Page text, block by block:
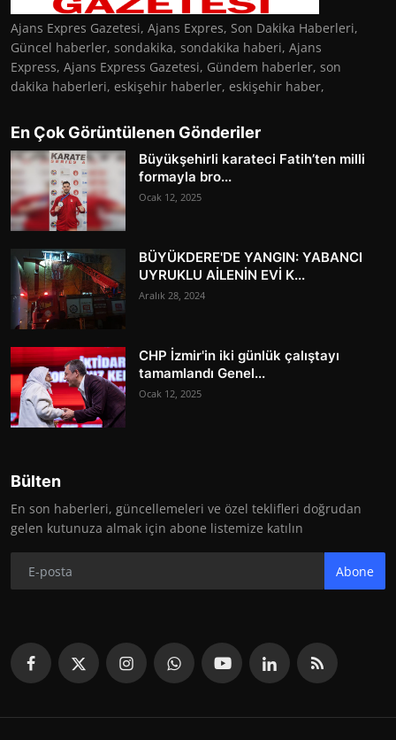
Ajans Expres Gazetesi, Ajans Expres, Son Dakika Haberleri,
Güncel haberler, sondakika, sondakika haberi, Ajans
Express, Ajans Express Gazetesi, Gündem haberler, son
dakika haberleri, eskişehir haberler, eskişehir haber,
En Çok Görüntülenen Gönderiler
Büyükşehirli karateci Fatih’ten milli
formayla bro...
Ocak 12, 2025
BÜYÜKDERE'DE YANGIN: YABANCI
UYRUKLU AİLENİN EVİ K...
Aralık 28, 2024
CHP İzmir'in iki günlük çalıştayı
tamamlandı Genel...
Ocak 12, 2025
Bülten
En son haberleri, güncellemeleri ve özel teklifleri doğrudan
gelen kutunuza almak için abone listemize katılın
Abone